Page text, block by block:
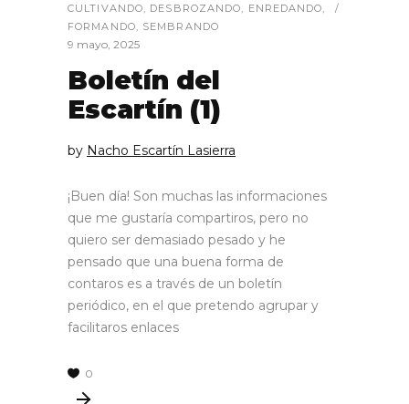
CULTIVANDO, DESBROZANDO, ENREDANDO,
FORMANDO, SEMBRANDO
9 mayo, 2025
Boletín del
Escartín (1)
by Nacho Escartín Lasierra
¡Buen día! Son muchas las informaciones
que me gustaría compartiros, pero no
quiero ser demasiado pesado y he
pensado que una buena forma de
contaros es a través de un boletín
periódico, en el que pretendo agrupar y
facilitaros enlaces
0